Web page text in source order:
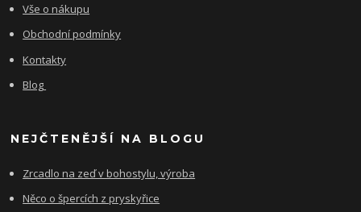
Vše o nákupu
Obchodní podmínky
Kontakty
Blog
NEJČTENĚJŠÍ NA BLOGU
Zrcadlo na zeď v bohostylu, výroba
Něco o špercích z pryskyřice